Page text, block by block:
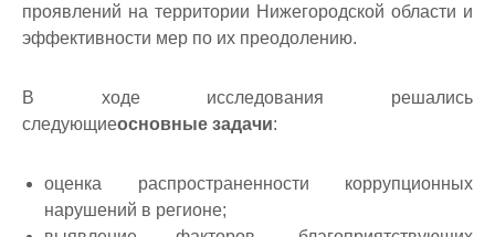
проявлений на территории Нижегородской области и
эффективности мер по их преодолению.
В ходе исследования решались
следующиеосновные задачи:
оценка распространенности коррупционных
нарушений в регионе;